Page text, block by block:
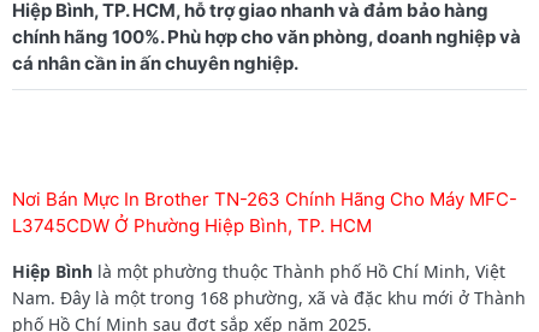
Hiệp Bình, TP. HCM, hỗ trợ giao nhanh và đảm bảo hàng
chính hãng 100%. Phù hợp cho văn phòng, doanh nghiệp và
Nơi Bán Mực In Brother TN-263 Chính Hãng Cho Máy MFC-
L3745CDW Ở Phường Hiệp Bình, TP. HCM
Hiệp Bình là một phường thuộc Thành phố Hồ Chí Minh, Việt
Nam. Đây là một trong 168 phường, xã và đặc khu mới ở Thành
phố Hồ Chí Minh sau đợt sắp xếp năm 2025.